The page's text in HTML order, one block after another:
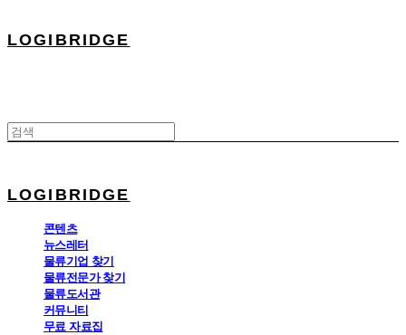
LOGIBRIDGE
LOGIBRIDGE
콘텐츠
뉴스레터
물류기업 찾기
물류전문가 찾기
물류도서관
커뮤니티
무료 자료집